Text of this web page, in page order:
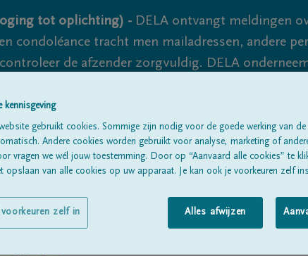
tot oplichting) - DELA ontvangt meldingen
condoléance tracht men mailadressen, andere
de afzender zorgvuldig. DELA
nooit volledig uit te sluiten, dus blijf waakzaam.
Alle rouwberichten
kennisgeving
gebruikt cookies. Sommige zijn nodig voor de goede werking van
Andere cookies worden gebruikt voor analyse, marketing of
vragen we wél jouw toestemming. Door op “Aanvaard alle cookies” te
opslaan van alle cookies op uw apparaat. Je kan ook je voorkeuren zelf
Alles afwijzen
zelf in